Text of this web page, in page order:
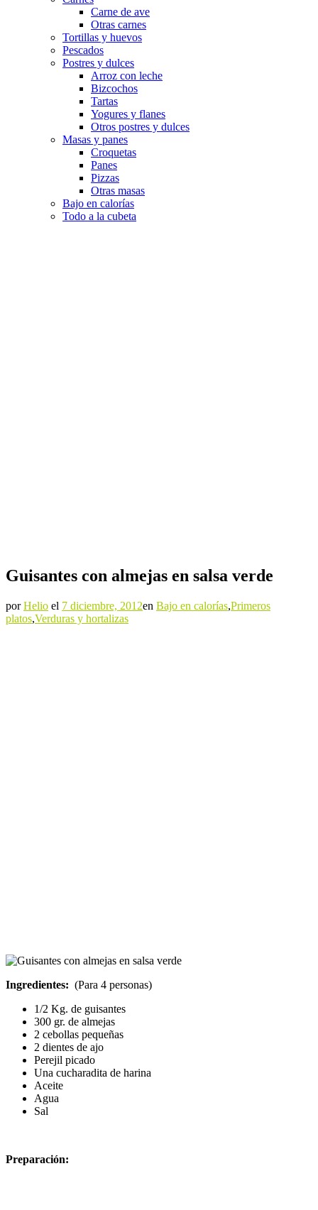
Carne de ave
Otras carnes
Tortillas y huevos
Pescados
Postres y dulces
Arroz con leche
Bizcochos
Tartas
Yogures y flanes
Otros postres y dulces
Masas y panes
Croquetas
Panes
Pizzas
Otras masas
Bajo en calorías
Todo a la cubeta
Guisantes con almejas en salsa verde
porHelio el 7 diciembre, 2012en Bajo en calorías,Primeros
platos,Verduras y hortalizas
Ingredientes: (Para 4 personas)
1/2 Kg. de guisantes
300 gr. de almejas
2 cebollas pequeñas
2 dientes de ajo
Perejil picado
Una cucharadita de harina
Aceite
Agua
Sal
Preparación: